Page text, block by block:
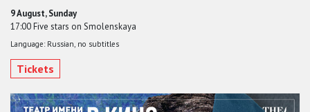
9 August, Sunday
17:00 Five stars on Smolenskaya
Language: Russian, no subtitles
Tickets